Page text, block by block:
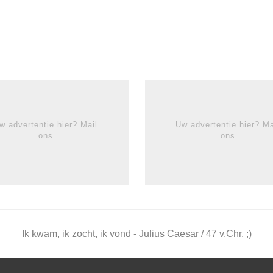
advertentie hier? Mail
ons
Uw advertentie hier?
ons
Ik kwam, ik zocht, ik vond - Julius Caesar / 47 v.Chr. ;)